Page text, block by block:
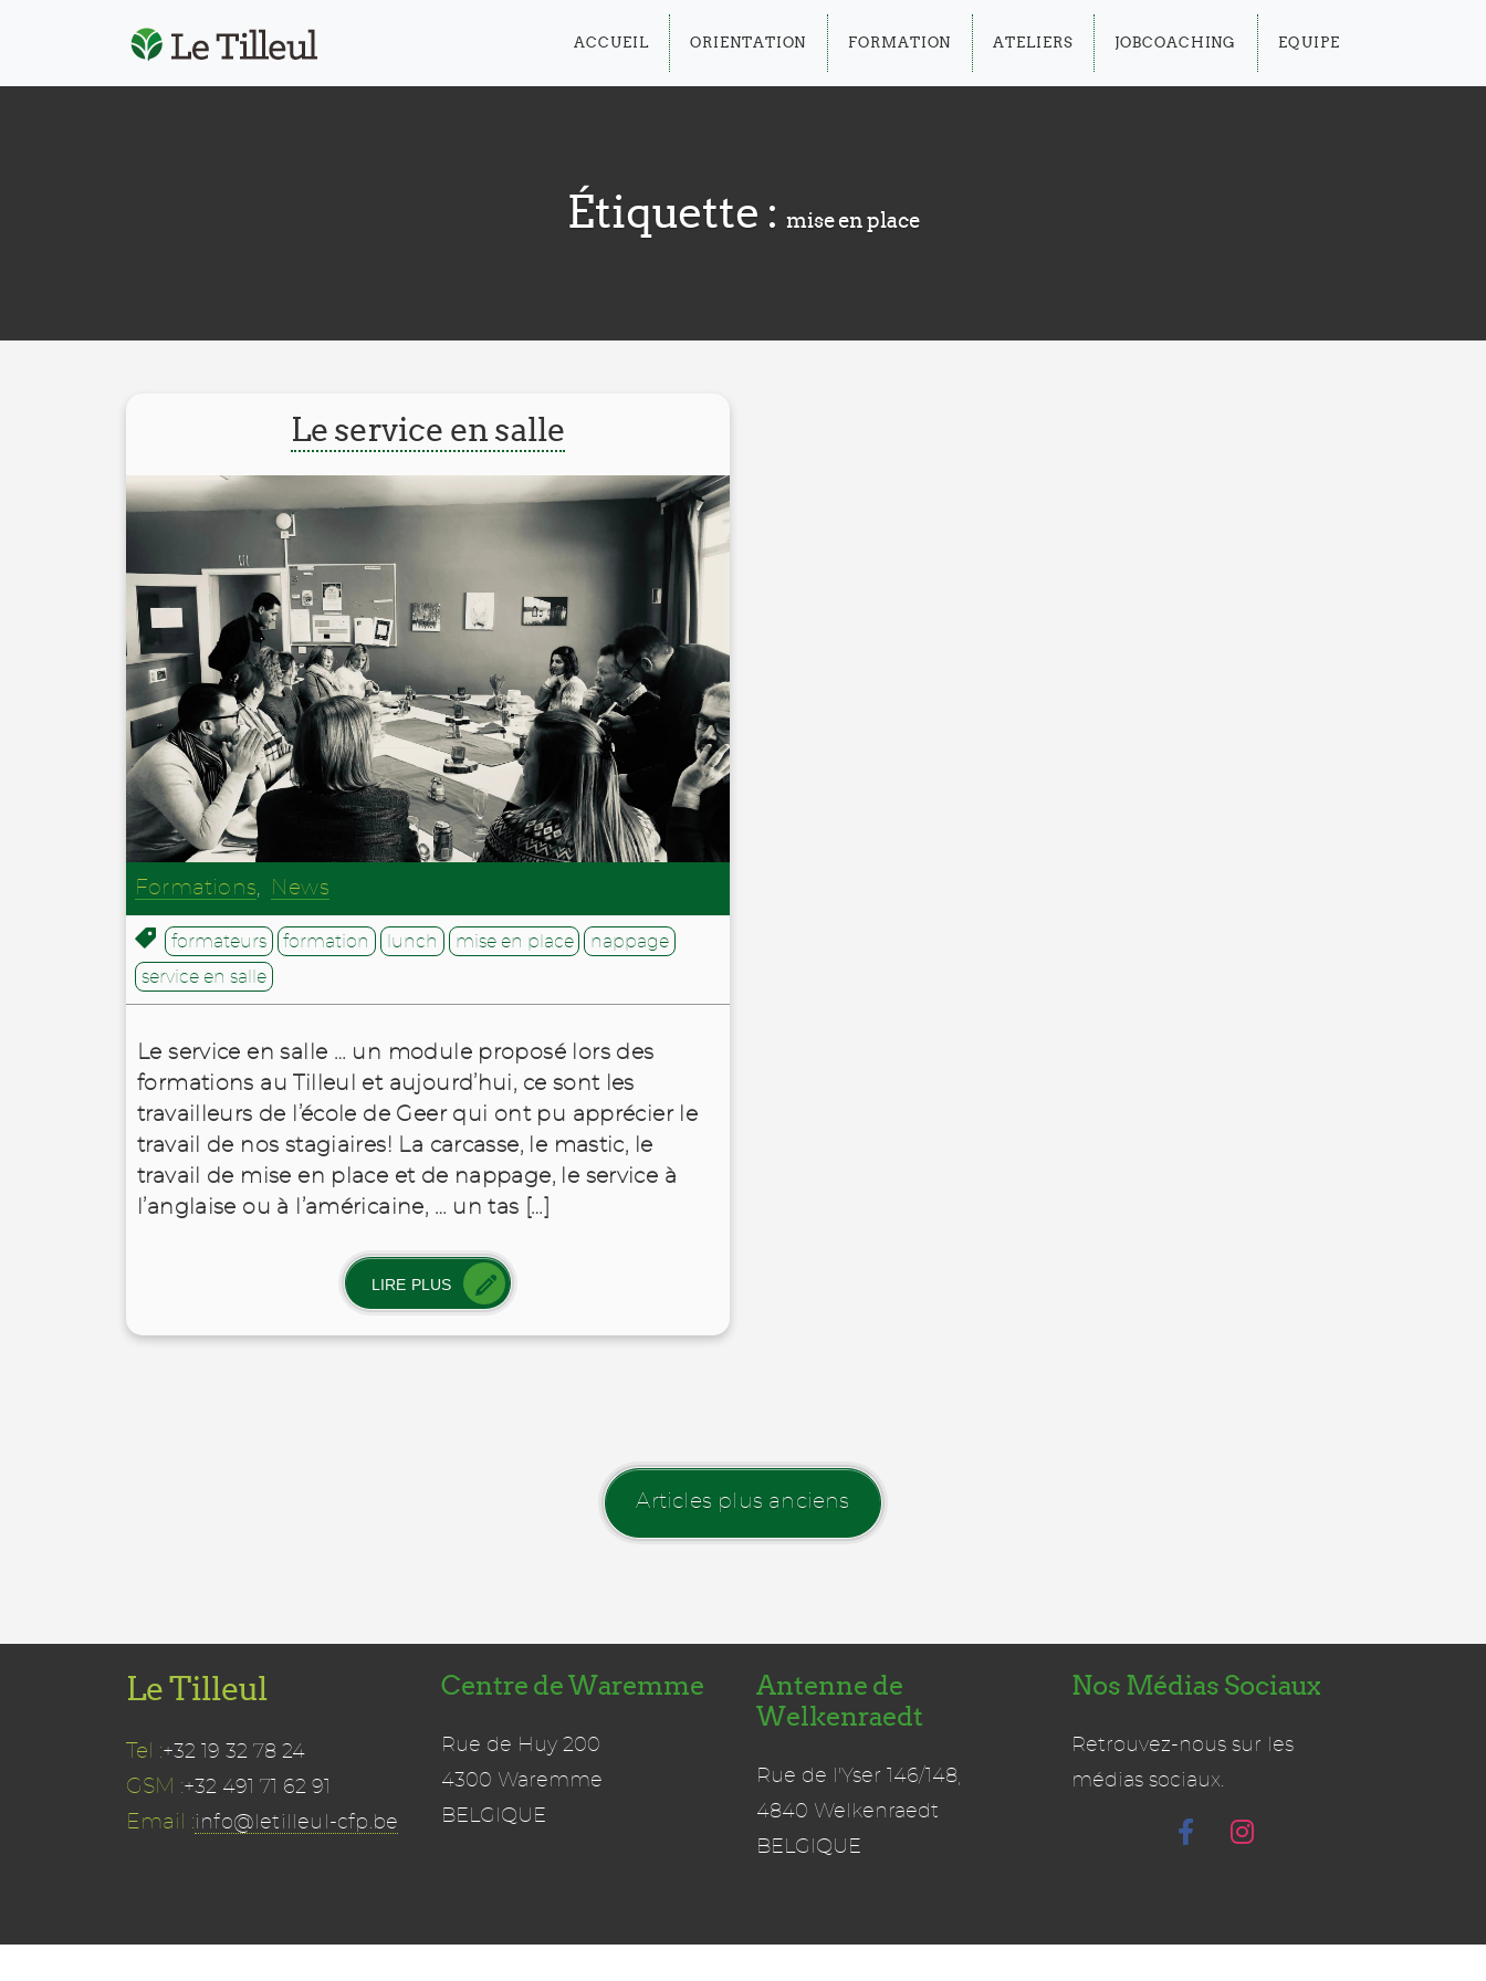
ACCUEIL ORIENTATION FORMATION ATELIERS JOBCOACHING EQUIPE
Étiquette : mise en place
Le service en salle
Formations News
formateurs formation lunch mise en place
nappage
service en salle
Le service en salle … un module proposé lors des
formations au Tilleul et aujourd’hui, ce sont les
travailleurs de l’école de Geer qui ont pu apprécier le
travail de nos stagiaires! La carcasse, le mastic, le
travail de mise en place et de nappage, le service à
l’anglaise ou à l’américaine, … un tas […]
LIRE PLUS
Articles plus anciens
Le Tilleul
Tel :+32 19 32 78 24
GSM :+32 491 71 62 91
Email :info@letilleul-cfp.be
Centre de Waremme
Rue de Huy 200
4300 Waremme
BELGIQUE
Antenne de
Welkenraedt
Rue de l'Yser 146/148,
4840 Welkenraedt
BELGIQUE
Nos Médias Sociaux
Retrouvez-nous sur les
médias sociaux.